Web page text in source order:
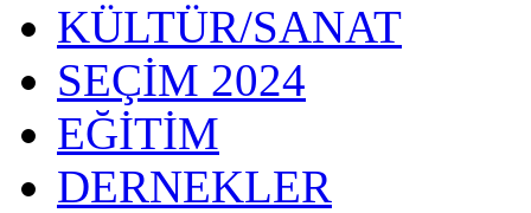
KÜLTÜR/SANAT
SEÇİM 2024
EĞİTİM
DERNEKLER